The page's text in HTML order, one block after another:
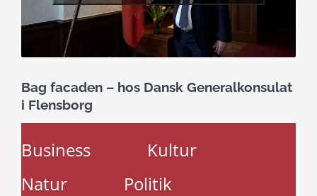
Bag facaden – hos Dansk Generalkonsulat
i Flensborg
Business
Kultur
Natur
Politik